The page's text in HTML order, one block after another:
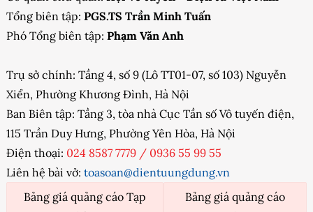
Tổng biên tập: PGS.TS Trần Minh Tuấn
Phó Tổng biên tập: Phạm Văn Anh
Trụ sở chính: Tầng 4, số 9 (Lô TT01-07, số 103) Nguyễn
Xiển, Phường Khương Đình, Hà Nội
Ban Biên tập: Tầng 3, tòa nhà Cục Tần số Vô tuyến điện,
115 Trần Duy Hưng, Phường Yên Hòa, Hà Nội
Điện thoại: 024 8587 7779 / 0936 55 99 55
Liên hệ bài vở: toasoan@dientuungdung.vn
Bảng giá quảng cáo Tạp
Bảng giá quảng cáo